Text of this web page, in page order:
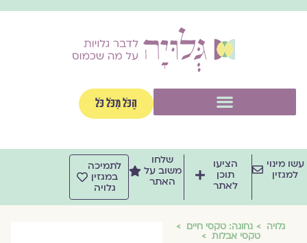
לתוכן
הַכֹּל מִכֹּל כֹּל
עשו מינוי
למגזין
הציעו
תוכן
לאתר
שלחו
משוב על
האתר
לתמיכה
במגזין
גלויה
גלויה נחוגה: טקסי חיים
טקסי אבלות